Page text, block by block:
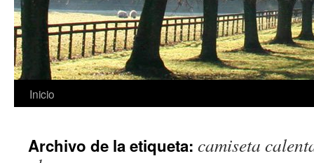
Saltar
contenido
Inicio
Archivo de la etiqueta: camiseta